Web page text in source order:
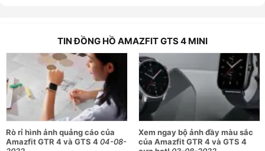
GTS 4 Mini cũng được trang bị nhiều chế độ tập luyện thể
thao như đi bộ, đạp xe,... mà ở dòng Amazfit GTS 4 Mini này
cung cấp đến hơn 120 chế độ cho bạn thoải mái lựa chọn.
Không chỉ vậy, người dùng còn có thể theo dõi dữ liệu
chuyên biệt sau một thời gian luyện tập như mức hấp thụ oxy
tối đa (VO2Max), khối lượng tập luyện, thời gian hồi
phục,...từ đó giúp tối đa hóa hành trình tập luyện của bạn.
Đặc biệt, Amazfit GTS 4 Mini còn giúp theo dõi sức khỏe của
bạn liên tục trong 24 giờ qua các chỉ số nổi bật như nhịp tim,
TIN ĐỒNG HỒ AMAZFIT GTS 4 MINI
Rò rỉ hình ảnh quảng cáo của
Amazfit GTR 4 và GTS 404-08-
Xem ngay bộ ảnh đầy màu sắc
của Amazfit GTR 4 và GTS 4